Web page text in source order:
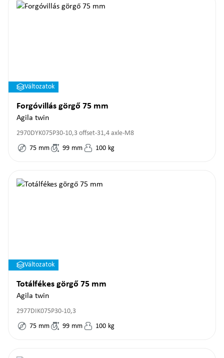
Változatok
Forgóvillás görgő 75 mm
Agila twin
2970DYK075P30-10,3 offset-31,4 axle-M8
75 mm 99 mm 100 kg
Változatok
Totálfékes görgő 75 mm
Agila twin
2977DIK075P30-10,3
75 mm 99 mm 100 kg